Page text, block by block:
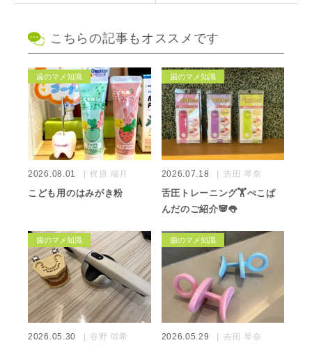
こちらの記事もオススメです
歯のマメ知識
2026.08.01 梶原 端月
こども用のはみがき粉
歯のマメ知識
2026.07.18 吉田 琴奈
舌圧トレーニング🏋️ぺこぱ
んだのご紹介🐼👅
歯のマメ知識
2026.05.30 谷野 咲希
歯のマメ知識
2026.05.29 吉田 琴奈